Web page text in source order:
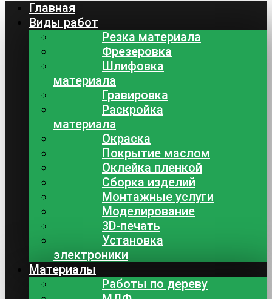
Главная
Виды работ
Резка материала
Фрезеровка
Шлифовка
материала
Гравировка
Раскройка
материала
Окраска
Покрытие маслом
Оклейка пленкой
Сборка изделий
Монтажные услуги
Моделирование
3D-печать
Установка
электроники
Материалы
Работы по дереву